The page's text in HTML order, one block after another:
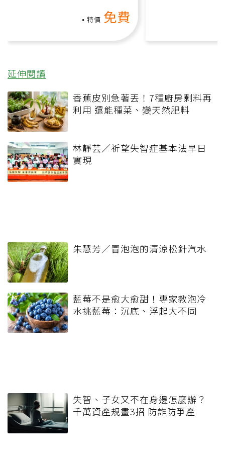
特價 免費
延伸閱讀
香蕉皮別急著丟！7種廚房剩料再
利用 還能種菜、變天然肥料
林靜芸／祈望失智症基本法早日
實現
朱慧芳／冒泡泡的清涼松針汽水
藍莓不是愈大愈甜！專家教泡冷
水挑藍莓：沉底、浮起大不同
失智、子女又不在身邊怎麼辦？
千萬資產規畫3招 防詐防爭產